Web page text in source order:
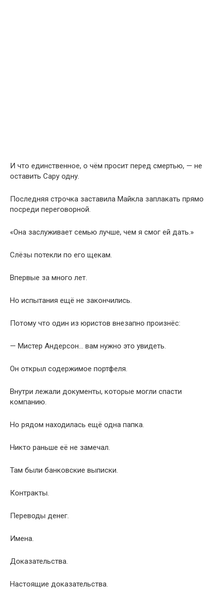
И что единственное, о чём просит перед смертью, — не
оставить Сару одну.
Последняя строчка заставила Майкла заплакать прямо
посреди переговорной.
«Она заслуживает семью лучше, чем я смог ей дать.»
Слёзы потекли по его щекам.
Впервые за много лет.
Но испытания ещё не закончились.
Потому что один из юристов внезапно произнёс:
— Мистер Андерсон… вам нужно это увидеть.
Он открыл содержимое портфеля.
Внутри лежали документы, которые могли спасти
компанию.
Но рядом находилась ещё одна папка.
Никто раньше её не замечал.
Там были банковские выписки.
Контракты.
Переводы денег.
Имена.
Доказательства.
Настоящие доказательства.